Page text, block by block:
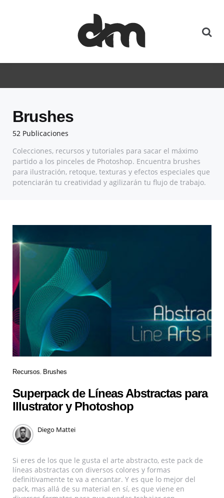
52 Publicaciones
Brushes
Colecciones, recursos y tutoriales para sacar el máximo
partido a los pinceles de Photoshop. Encuentra brushes
para ilustración, retoque, texturas y efectos especiales que
potenciarán tu creatividad y agilizarán tu flujo de trabajo.
Recursos Brushes
Superpack de Líneas Abstractas para
Illustrator y Photoshop
Diego Mattei
Si eres de los que le gusta el arte abstracto, este pack de
líneas abstractas con diversos colores y formas
definitivamente te va a encantar. Y es que lo mejor del
pack, mas allá de su material en sí, es que viene en